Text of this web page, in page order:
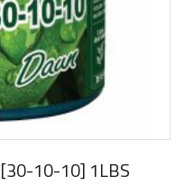
[30-10-10] 1LBS